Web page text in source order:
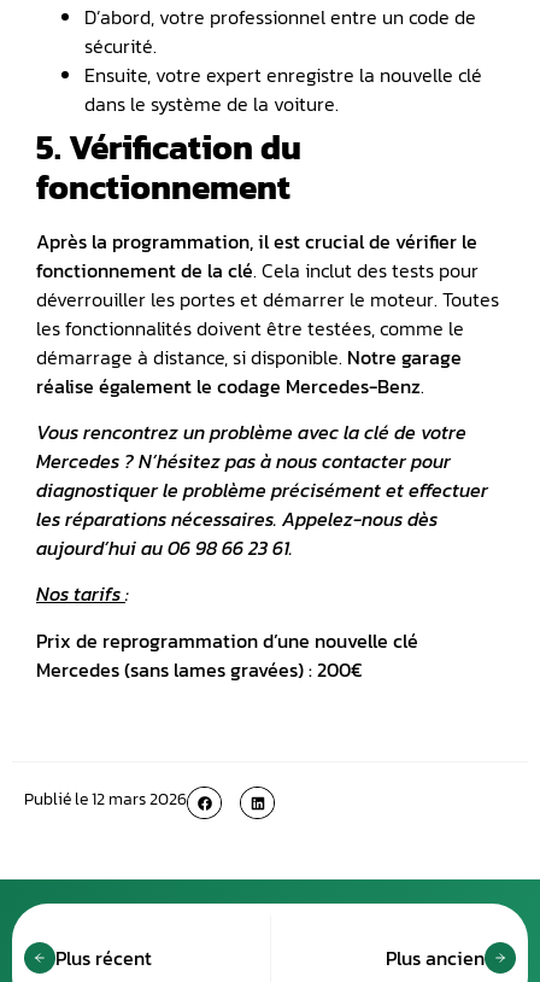
D’abord, votre professionnel entre un code de
sécurité.
Ensuite, votre expert enregistre la nouvelle clé
dans le système de la voiture.
5. Vérification du
fonctionnement
Après la programmation, il est crucial de vérifier le
fonctionnement de la clé. Cela inclut des tests pour
déverrouiller les portes et démarrer le moteur. Toutes
les fonctionnalités doivent être testées, comme le
démarrage à distance, si disponible. Notre garage
réalise également le codage Mercedes-Benz.
Vous rencontrez un problème avec la clé de votre
Mercedes ? N’hésitez pas à nous contacter pour
diagnostiquer le problème précisément et effectuer
les réparations nécessaires. Appelez-nous dès
aujourd’hui au 06 98 66 23 61.
Nos tarifs:
Prix de reprogrammation d’une nouvelle clé
Mercedes (sans lames gravées) : 200€
Publié le12 mars 2026
Plus récent Plus ancien